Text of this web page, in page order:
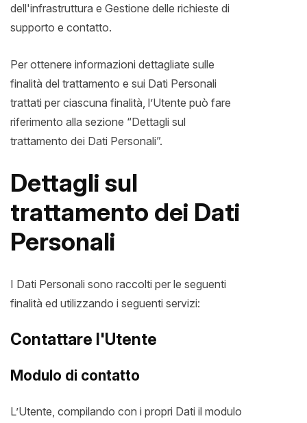
dell'infrastruttura e Gestione delle richieste di
supporto e contatto.
Per ottenere informazioni dettagliate sulle
finalità del trattamento e sui Dati Personali
trattati per ciascuna finalità, l’Utente può fare
riferimento alla sezione “Dettagli sul
trattamento dei Dati Personali”.
Dettagli sul
trattamento dei Dati
Personali
I Dati Personali sono raccolti per le seguenti
finalità ed utilizzando i seguenti servizi:
Contattare l'Utente
Modulo di contatto
L’Utente, compilando con i propri Dati il modulo